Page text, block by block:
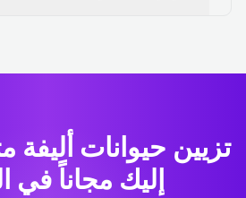
تزيين حيوانات
إليك مجاناً في